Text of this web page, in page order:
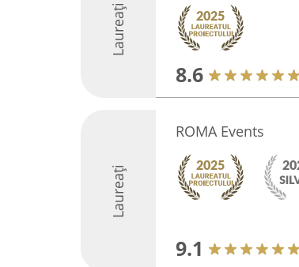
Laureați
8.6
Laureați
ROMA Events
9.1